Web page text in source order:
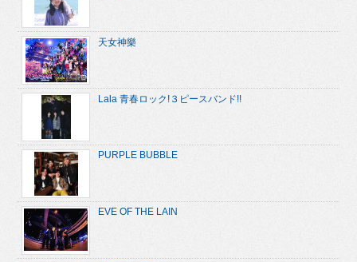
天女神樂
Lala 青春ロック!３ピースバンド!!
PURPLE BUBBLE
EVE OF THE LAIN